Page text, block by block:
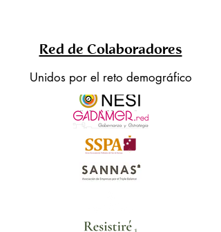
Red de Colaboradores
Unidos por el reto demográfico